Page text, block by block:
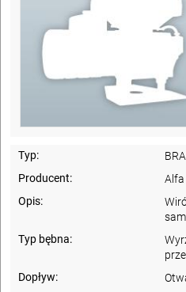
Typ:
Producent:
Alfa
Opis:
Typ bębna:
Dopływ: